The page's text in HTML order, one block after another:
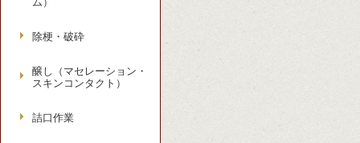
除梗・破砕
醸し（マセレーション・
スキンコンタクト）
詰口作業